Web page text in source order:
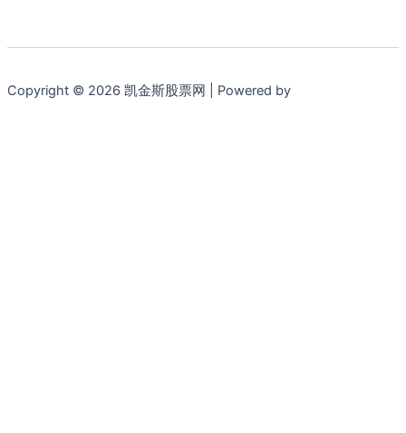
Copyright © 2026 凯金斯股票网 | Powered by